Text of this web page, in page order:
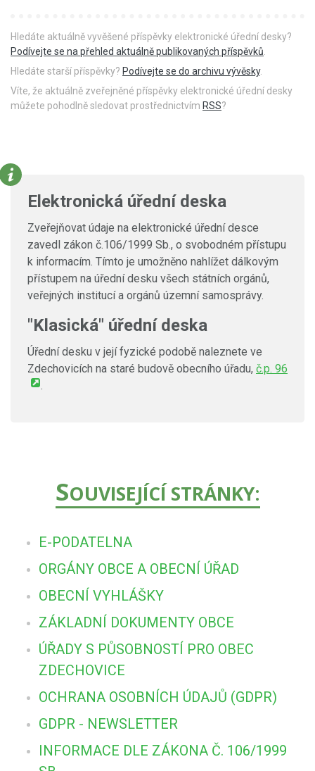
Hledáte aktuálně vyvěšené příspěvky elektronické úřední desky?
Podívejte se na přehled aktuálně publikovaných příspěvků
Hledáte starší příspěvky? Podívejte se do archivu vývěsky.
Víte, že aktuálně zveřejněné příspěvky elektronické úřední desky
můžete pohodlně sledovat prostřednictvím RSS?
Elektronická úřední deska
Zveřejňovat údaje na elektronické úřední desce
zavedl zákon č.106/1999 Sb., o svobodném přístupu
k informacím. Tímto je umožněno nahlížet dálkovým
přístupem na úřední desku všech státních orgánů,
veřejných institucí a orgánů územní samosprávy.
"Klasická" úřední deska
Úřední desku v její fyzické podobě naleznete ve
Zdechovicích na staré budově obecního úřadu, č.p. 96
.
SOUVISEJÍCÍ STRÁNKY:
E-PODATELNA
ORGÁNY OBCE A OBECNÍ ÚŘAD
OBECNÍ VYHLÁŠKY
ZÁKLADNÍ DOKUMENTY OBCE
ÚŘADY S PŮSOBNOSTÍ PRO OBEC
ZDECHOVICE
OCHRANA OSOBNÍCH ÚDAJŮ (GDPR)
GDPR - NEWSLETTER
INFORMACE DLE ZÁKONA Č. 106/1999